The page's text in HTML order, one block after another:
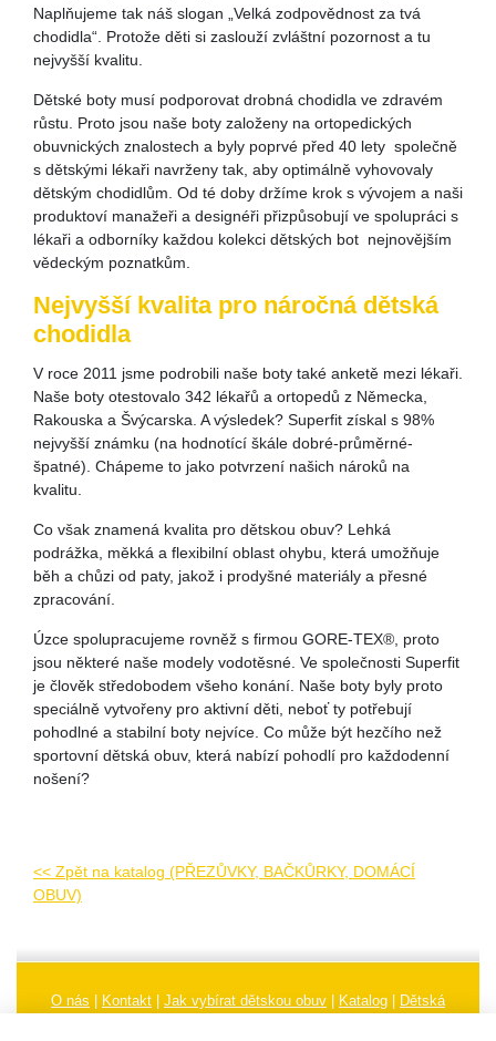
Naplňujeme tak náš slogan „Velká zodpovědnost za tvá
chodidla“. Protože děti si zaslouží zvláštní pozornost a tu
nejvyšší kvalitu.
Dětské boty musí podporovat drobná chodidla ve zdravém
růstu. Proto jsou naše boty založeny na ortopedických
obuvnických znalostech a byly poprvé před 40 lety společně
s dětskými lékaři navrženy tak, aby optimálně vyhovovaly
dětským chodidlům. Od té doby držíme krok s vývojem a naši
produktoví manažeři a designéři přizpůsobují ve spolupráci s
lékaři a odborníky každou kolekci dětských bot nejnovějším
vědeckým poznatkům.
Nejvyšší kvalita pro náročná dětská
chodidla
V roce 2011 jsme podrobili naše boty také anketě mezi lékaři.
Naše boty otestovalo 342 lékařů a ortopedů z Německa,
Rakouska a Švýcarska. A výsledek? Superfit získal s 98%
nejvyšší známku (na hodnotící škále dobré-průměrné-
špatné). Chápeme to jako potvrzení našich nároků na
kvalitu.
Co však znamená kvalita pro dětskou obuv? Lehká
podrážka, měkká a flexibilní oblast ohybu, která umožňuje
běh a chůzi od paty, jakož i prodyšné materiály a přesné
zpracování.
Úzce spolupracujeme rovněž s firmou GORE-TEX®, proto
jsou některé naše modely vodotěsné. Ve společnosti Superfit
je člověk středobodem všeho konání. Naše boty byly proto
speciálně vytvořeny pro aktivní děti, neboť ty potřebují
pohodlné a stabilní boty nejvíce. Co může být hezčího než
sportovní dětská obuv, která nabízí pohodlí pro každodenní
nošení?
<< Zpět na katalog (PŘEZŮVKY, BAČKŮRKY, DOMÁCÍ
OBUV)
O nás Kontakt Jak vybírat dětskou obuv Katalog
Dětská